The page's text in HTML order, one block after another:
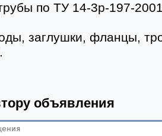
по ТУ 14-3р-197-
заглушки, фланцы,
объявления